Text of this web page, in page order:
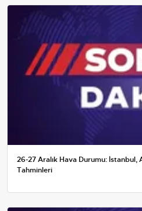
26-27 Aralık Hava Durumu: İstanbul,
Tahminleri